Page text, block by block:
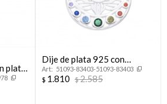
plata
Dije de plata 925 con
circonias, FLOR DE LOTO.
51093-83403-51093-83403
$ 1.810 $2.585